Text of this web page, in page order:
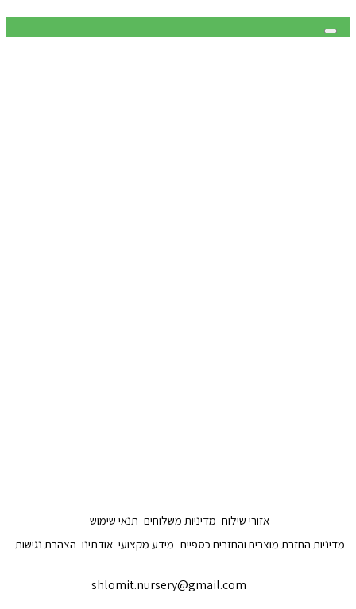
אזורי שילוח מדיניות משלוחים תנאי שימוש
מדיניות החזרת מוצרים והחזרים כספיים מידע מקצועי אודתינו הצהרת נגישות
shlomit.nursery@gmail.com